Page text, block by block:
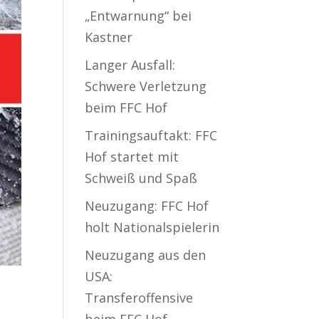
„Entwarnung“ bei
Kastner
Langer Ausfall:
Schwere Verletzung
beim FFC Hof
Trainingsauftakt: FFC
Hof startet mit
Schweiß und Spaß
Neuzugang: FFC Hof
holt Nationalspielerin
Neuzugang aus den
USA:
Transferoffensive